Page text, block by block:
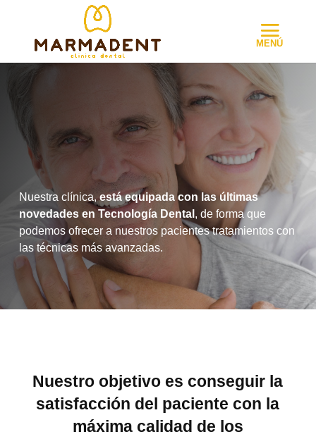
Nuestra clínica, está equipada con las últimas
novedades en Tecnología Dental , de forma que
podemos ofrecer a nuestros pacientes tratamientos con
las técnicas más avanzadas.
Nuestro objetivo es conseguir la
satisfacción del paciente con la
máxima calidad de los